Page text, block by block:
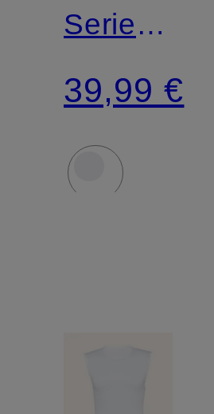
Serie
DRY
COTTON
39,99 €